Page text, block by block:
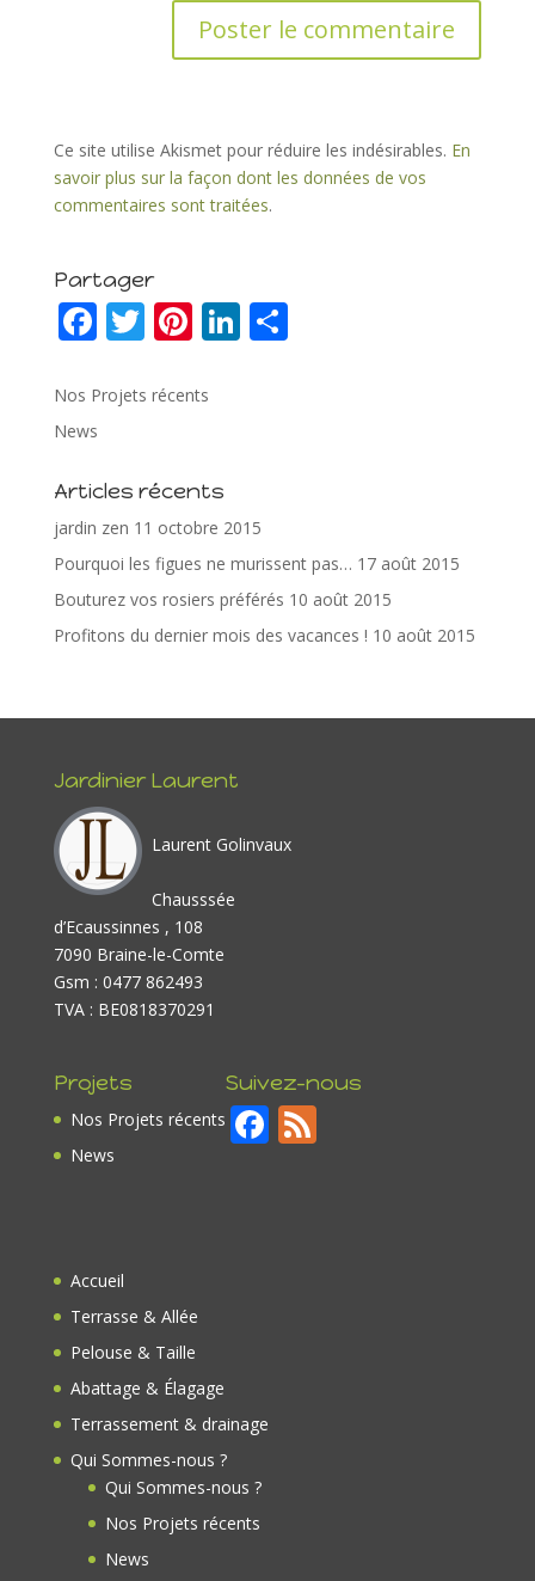
Ce site utilise Akismet pour réduire les indésirables. En
savoir plus sur la façon dont les données de vos
commentaires sont traitées.
Partager
F
e
b
o
o
k
T
itt
Pi
er
st
Li
n
P
Nos Projets récents
News
Articles récents
jardin zen 11 octobre 2015
Pourquoi les figues ne murissent pas… 17 août 2015
Bouturez vos rosiers préférés 10 août 2015
Profitons du dernier mois des vacances ! 10 août 2015
Jardinier Laurent
Laurent Golinvaux
Chausssée
d’Ecaussinnes , 108
7090 Braine-le-Comte
Gsm : 0477 862493
TVA : BE0818370291
Projets
Nos Projets récents
News
Suivez-nous
F F
Accueil
Terrasse & Allée
Pelouse & Taille
Abattage & Élagage
Terrassement & drainage
Qui Sommes-nous ?
Qui Sommes-nous ?
Nos Projets récents
News